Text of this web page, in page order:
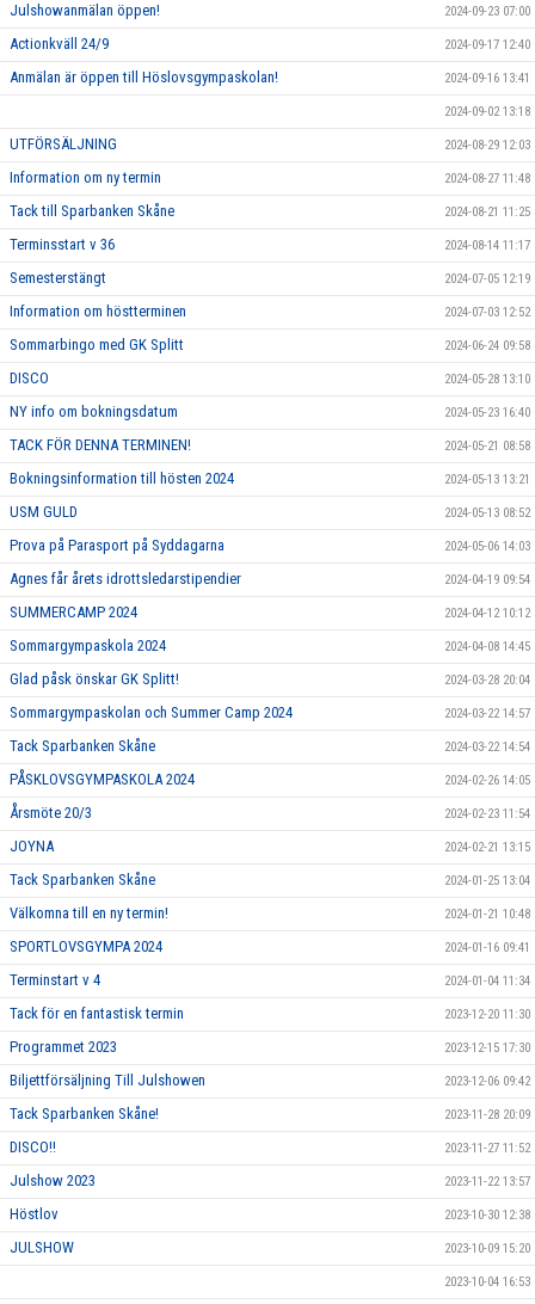
Julshowanmälan öppen! 2024-09-23 07:00
Actionkväll 24/9 2024-09-17 12:40
Anmälan är öppen till Höslovsgympaskolan! 2024-09-16 13:41
2024-09-02 13:18
UTFÖRSÄLJNING 2024-08-29 12:03
Information om ny termin 2024-08-27 11:48
Tack till Sparbanken Skåne 2024-08-21 11:25
Terminsstart v 36 2024-08-14 11:17
Semesterstängt 2024-07-05 12:19
Information om höstterminen 2024-07-03 12:52
Sommarbingo med GK Splitt 2024-06-24 09:58
DISCO 2024-05-28 13:10
NY info om bokningsdatum 2024-05-23 16:40
TACK FÖR DENNA TERMINEN! 2024-05-21 08:58
Bokningsinformation till hösten 2024 2024-05-13 13:21
USM GULD 2024-05-13 08:52
Prova på Parasport på Syddagarna 2024-05-06 14:03
Agnes får årets idrottsledarstipendier 2024-04-19 09:54
SUMMERCAMP 2024 2024-04-12 10:12
Sommargympaskola 2024 2024-04-08 14:45
Glad påsk önskar GK Splitt! 2024-03-28 20:04
Sommargympaskolan och Summer Camp 2024 2024-03-22 14:57
Tack Sparbanken Skåne 2024-03-22 14:54
PÅSKLOVSGYMPASKOLA 2024 2024-02-26 14:05
Årsmöte 20/3 2024-02-23 11:54
JOYNA 2024-02-21 13:15
Tack Sparbanken Skåne 2024-01-25 13:04
Välkomna till en ny termin! 2024-01-21 10:48
SPORTLOVSGYMPA 2024 2024-01-16 09:41
Terminstart v 4 2024-01-04 11:34
Tack för en fantastisk termin 2023-12-20 11:30
Programmet 2023 2023-12-15 17:30
Biljettförsäljning Till Julshowen 2023-12-06 09:42
Tack Sparbanken Skåne! 2023-11-28 20:09
DISCO!! 2023-11-27 11:52
Julshow 2023 2023-11-22 13:57
Höstlov 2023-10-30 12:38
JULSHOW 2023-10-09 15:20
2023-10-04 16:53